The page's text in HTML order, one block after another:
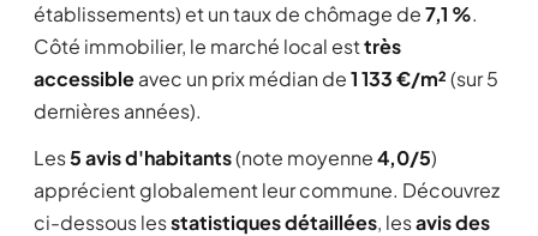
établissements) et un taux de chômage de7,1 %.
Côté immobilier, le marché local esttrès
accessibleavec un prix médian de1 133 €/m²(sur 5
dernières années).
Les5 avis d'habitants(note moyenne4,0/5)
apprécient globalement leur commune. Découvrez
ci-dessous lesstatistiques détaillées, lesavis des